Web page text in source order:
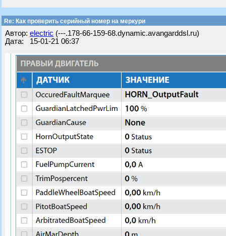
Re: Как проверить серийный номер на меркури
Автор: electric (---.178-66-159-68.dynamic.avangarddsl.ru)
Дата: 15-01-21 06:37